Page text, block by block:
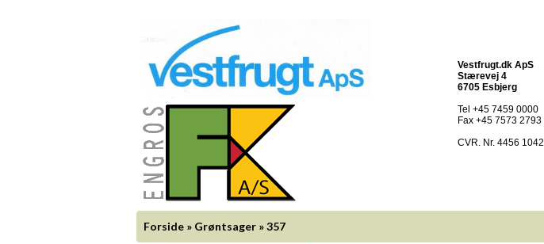
Vestfrugt.dk ApS
Stærevej 4
6705 Esbjerg
Tel +45 7459 0000
Fax +45 7573 2793
CVR. Nr. 4456 1042
Forside » Grøntsager »357